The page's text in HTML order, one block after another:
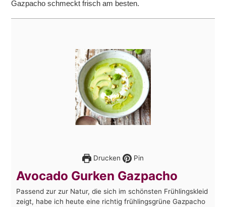
Gazpacho schmeckt frisch am besten.
Drucken Pin
Avocado Gurken Gazpacho
Passend zur zur Natur, die sich im schönsten Frühlingskleid
zeigt, habe ich heute eine richtig frühlingsgrüne Gazpacho